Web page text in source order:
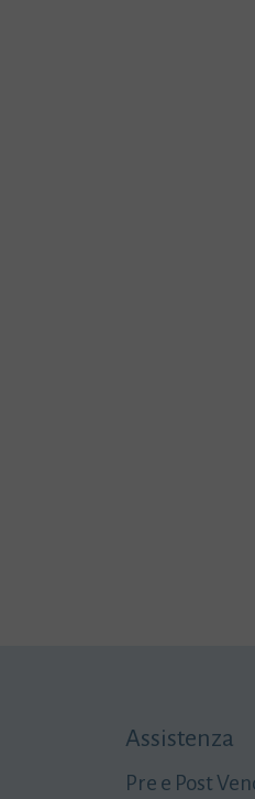
Assistenza
Pre e Post